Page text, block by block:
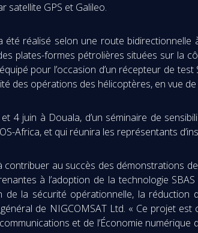
satellite GPS et Galileo.
réalisé selon une route
plates-formes pétrolières situées sur la
pour l’occasion d’un récepteur de
des opérations des hélicoptères, en vue
4 juin à Douala, d’un séminaire de
Africa, et qui réunira les représentants
au succès des démonstrations
à l’adoption de la technologie
de la sécurité opérationnelle, la
de NIGCOMSAT Ltd. « Ce projet
et de l’Économie